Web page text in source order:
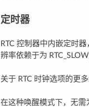
定时器
RTC 控制器中内嵌定时
辨率依赖于为
关于 RTC 时钟选项的更
在这种唤醒模式下，无需